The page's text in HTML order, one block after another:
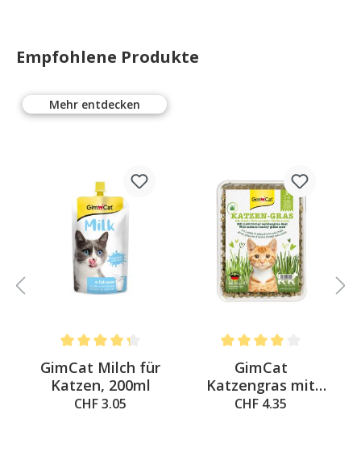
Empfohlene Produkte
Mehr entdecken
Average rating of 4.3 out of 5 stars
GimCat Milch für
Katzen, 200ml
CHF 3.05
Average rating of 4 out of
GimCat
Katzengras mit
natürlicher
CHF 4.35